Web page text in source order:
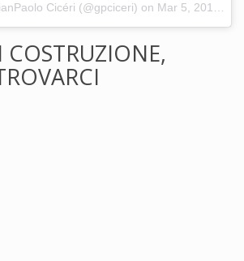
Cicéri (@gpciceri) on Mar 5, 2017 at 12:22am PST